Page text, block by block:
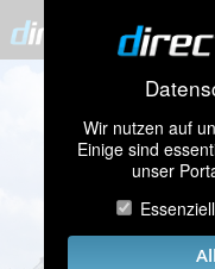
Wir nutzen auf
Einige sind
unser
Essenziell